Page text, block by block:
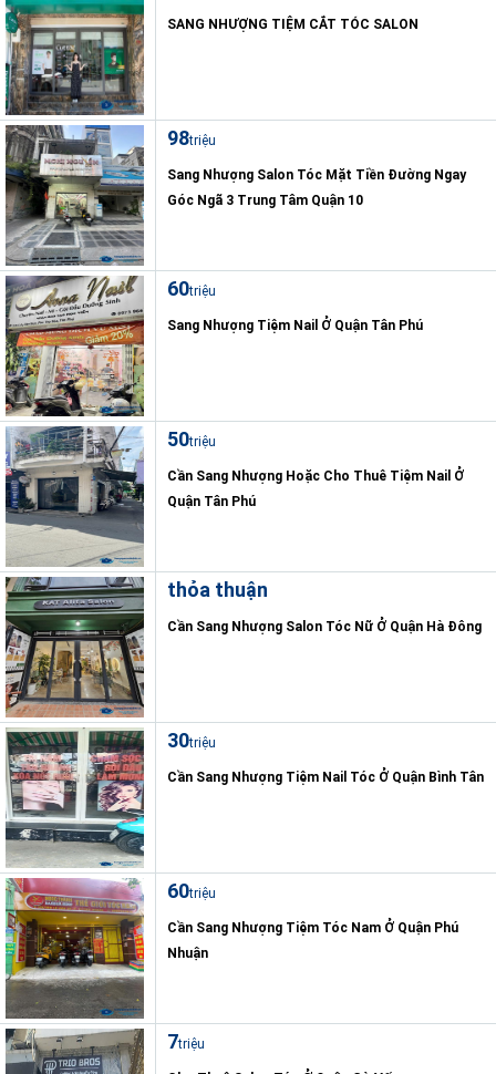
SANG NHƯỢNG TIỆM CẮT TÓC SALON
98triệu
Sang Nhượng Salon Tóc Mặt Tiền Đường Ngay
Góc Ngã 3 Trung Tâm Quận 10
60triệu
Sang Nhượng Tiệm Nail Ở Quận Tân Phú
50triệu
Cần Sang Nhượng Hoặc Cho Thuê Tiệm Nail Ở
Quận Tân Phú
thỏa thuận
Cần Sang Nhượng Salon Tóc Nữ Ở Quận Hà Đông
30triệu
Cần Sang Nhượng Tiệm Nail Tóc Ở Quận Bình Tân
60triệu
Cần Sang Nhượng Tiệm Tóc Nam Ở Quận Phú
Nhuận
7triệu